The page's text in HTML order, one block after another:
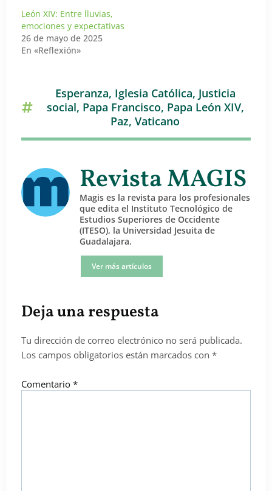
León XIV: Entre lluvias,
emociones y expectativas
26 de mayo de 2025
En «Reflexión»
Esperanza, Iglesia Católica, Justicia
social, Papa Francisco, Papa León XIV,
Paz, Vaticano
Revista MAGIS
Magis es la revista para los profesionales
que edita el Instituto Tecnológico de
Estudios Superiores de Occidente
(ITESO), la Universidad Jesuita de
Guadalajara.
Ver más artículos
Deja una respuesta
Tu dirección de correo electrónico no será publicada.
Los campos obligatorios están marcados con *
Comentario *